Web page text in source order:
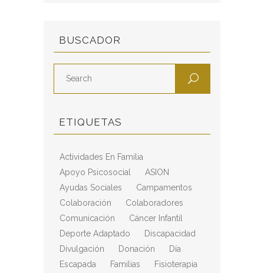
BUSCADOR
ETIQUETAS
Actividades En Familia
Apoyo Psicosocial
ASION
Ayudas Sociales
Campamentos
Colaboración
Colaboradores
Comunicación
Cáncer Infantil
Deporte Adaptado
Discapacidad
Divulgación
Donación
Día
Escapada
Familias
Fisioterapia